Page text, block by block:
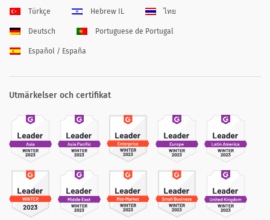
Türkçe Hebrew IL ไทย
Deutsch Portuguese de Portugal
Español / España
Utmärkelser och certifikat